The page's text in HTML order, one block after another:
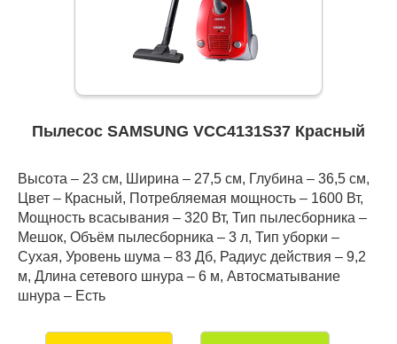
Пылесос SAMSUNG VCC4131S37 Красный
Высота – 23 см, Ширина – 27,5 см, Глубина – 36,5 см,
Цвет – Красный, Потребляемая мощность – 1600 Вт,
Мощность всасывания – 320 Вт, Тип пылесборника –
Мешок, Объём пылесборника – 3 л, Тип уборки –
Сухая, Уровень шума – 83 Дб, Радиус действия – 9,2
м, Длина сетевого шнура – 6 м, Автосматывание
шнура – Есть